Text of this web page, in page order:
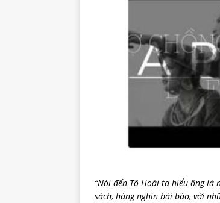
“Nói đến Tô Hoài ta hiểu ông là
sách, hàng nghìn bài báo, với